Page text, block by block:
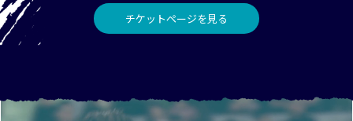
チケットページを見る